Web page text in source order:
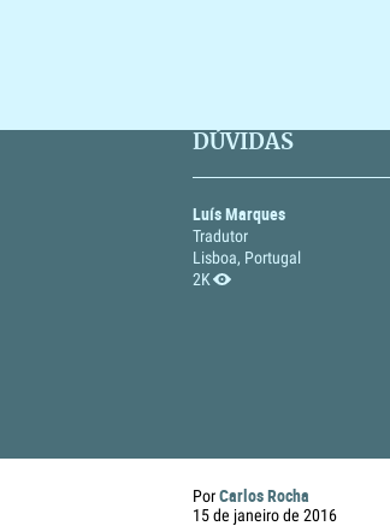
DÚVIDAS
Luís Marques
Tradutor
Lisboa, Portugal
2K
PorCarlos Rocha
15 de janeiro de 2016